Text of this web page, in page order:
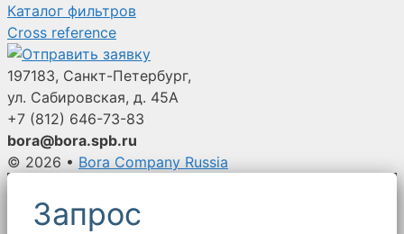
Каталог фильтров
Cross reference
197183, Санкт-Петербург,
ул. Сабировская, д. 45А
+7 (812) 646-73-83
bora@bora.spb.ru
© 2026 • Bora Company Russia
Запрос